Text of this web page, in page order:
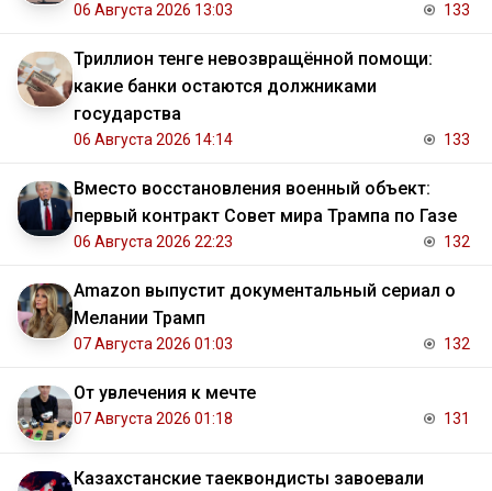
06 Августа 2026 13:03 133
Триллион тенге невозвращённой помощи:
какие банки остаются должниками
государства
06 Августа 2026 14:14 133
Вместо восстановления военный объект:
первый контракт Совет мира Трампа по Газе
06 Августа 2026 22:23 132
Amazon выпустит документальный сериал о
Мелании Трамп
07 Августа 2026 01:03 132
От увлечения к мечте
07 Августа 2026 01:18 131
Казахстанские таеквондисты завоевали